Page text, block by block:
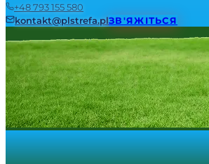
+48 793 155 580
kontakt@plstrefa.plЗВ'ЯЖІТЬСЯ